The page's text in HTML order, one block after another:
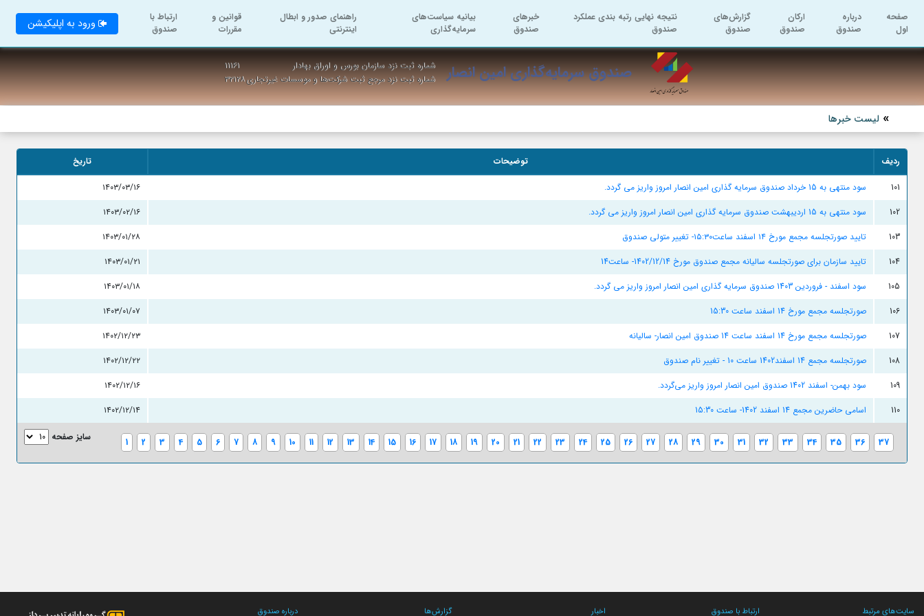
صفحه
اول
درباره
صندوق
ارکان
صندوق
گزارش‌های
صندوق
نتیجه نهایی رتبه بندی عملکرد
صندوق
خبرهای
صندوق
بیانیه سیاست‌های
سرمایه‌گذاری
راهنمای صدور و ابطال
اینترنتی
قوانین و
مقررات
ارتباط با
صندوق
ورود به اپلیکیشن
صندوق سرمایه‌گذاری امین انصار شماره ثبت نزد سازمان بورس و اوراق بهادار
۱۱۱۶۱
شماره ثبت نزد مرجع ثبت شرکت‌ها و موسسات غیرتجاری۳۲۱۲۸
لیست خبرها
ردیف توضیحات
تاریخ
101
سود منتهی به 15 خرداد صندوق سرمایه گذاری امین انصار امروز واریز می گردد.
۱۴۰۳/۰۳/۱۶
102
سود منتهی به 15 اردیبهشت صندوق سرمایه گذاری امین انصار امروز واریز می گردد.
۱۴۰۳/۰۲/۱۶
103
تایید صورتجلسه مجمع مورخ ۱۴ اسفند ساعت۱۵:۳۰- تغییر متولی صندوق
۱۴۰۳/۰۱/۲۸
104
تایید سازمان برای صورتجلسه سالیانه مجمع صندوق مورخ 1402/12/14- ساعت14
۱۴۰۳/۰۱/۲۱
105
سود اسفند - فروردین 1403 صندوق سرمایه گذاری امین انصار امروز واریز می گردد.
۱۴۰۳/۰۱/۱۸
106
صورتجلسه مجمع مورخ 14 اسفند ساعت 15:30
۱۴۰۳/۰۱/۰۷
107
صورتجلسه مجمع مورخ 14 اسفند ساعت 14 صندوق امین انصار- سالیانه
۱۴۰۲/۱۲/۲۳
108
صورتجلسه مجمع 14 اسفند1402 ساعت 10 - تغییر نام صندوق
۱۴۰۲/۱۲/۲۲
109
سود بهمن- اسفند 1402 صندوق امین انصار امروز واریز می‌گردد.
۱۴۰۲/۱۲/۱۶
110
اسامی حاضرین مجمع 14 اسفند 1402- ساعت 15:30 ۱۴۰۲/۱۲/۱۴
1 2 3 4 5 6 7 8 9 10 11 12 13 14 15 16 17 18 19 20 21 22 23 24 25 26 27 28 29 30 31 32 33 34 35 36 37 سایز صفحه
سایت‌های مرتبط ارتباط با صندوق اخبار گزارش‌ها درباره صندوق